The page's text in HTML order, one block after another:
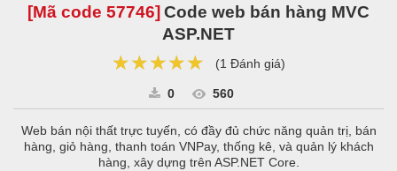
[Mã code 57746] Code web bán hàng MVC
ASP.NET
★★★★★
★★★★★
★★★★★ (1 Đánh giá)
0 560
Web bán nội thất trực tuyến, có đầy đủ chức năng quản trị, bán
hàng, giỏ hàng, thanh toán VNPay, thống kê, và quản lý khách
hàng, xây dựng trên ASP.NET Core.